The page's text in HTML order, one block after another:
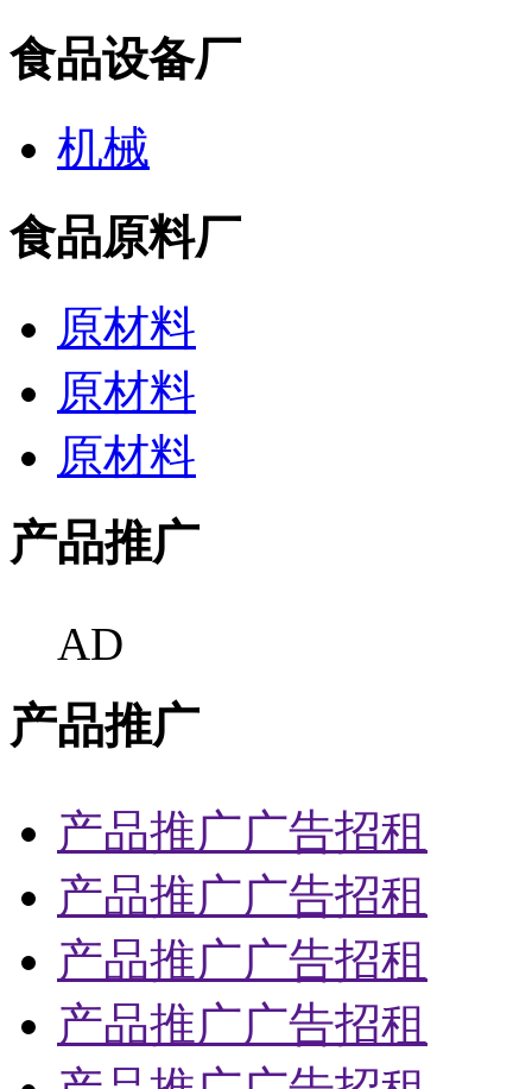
食品设备厂
机械
食品原料厂
原材料
原材料
原材料
产品推广
AD
产品推广
产品推广广告招租
产品推广广告招租
产品推广广告招租
产品推广广告招租